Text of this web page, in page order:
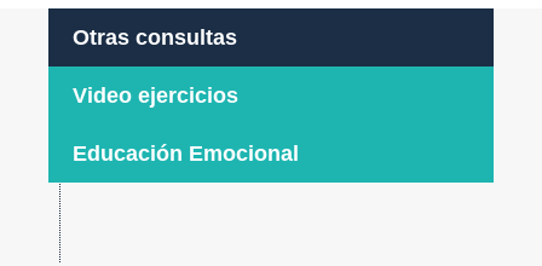
Otras consultas
Video ejercicios
Educación Emocional